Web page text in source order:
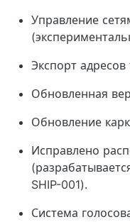
Управление
Экспорт
Обновленная
Обновление
Исправлено
SHIP-001).
Система